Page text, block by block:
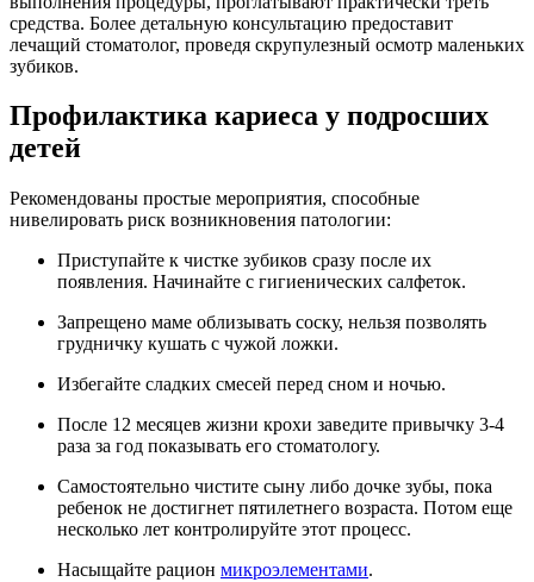
средства. Более детальную консультацию предоставит
лечащий стоматолог, проведя скрупулезный осмотр маленьких
зубиков.
Профилактика кариеса у подросших
детей
Рекомендованы простые мероприятия, способные
нивелировать риск возникновения патологии:
Приступайте к чистке зубиков сразу после их
появления. Начинайте с гигиенических салфеток.
Запрещено маме облизывать соску, нельзя позволять
грудничку кушать с чужой ложки.
Избегайте сладких смесей перед сном и ночью.
После 12 месяцев жизни крохи заведите привычку 3-4
раза за год показывать его стоматологу.
Самостоятельно чистите сыну либо дочке зубы, пока
ребенок не достигнет пятилетнего возраста. Потом еще
несколько лет контролируйте этот процесс.
Насыщайте рацион микроэлементами.